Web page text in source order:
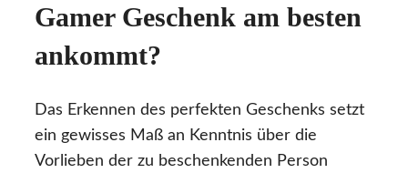
Gamer Geschenk am besten
ankommt?
Das Erkennen des perfekten Geschenks setzt
ein gewisses Maß an Kenntnis über die
Vorlieben der zu beschenkenden Person